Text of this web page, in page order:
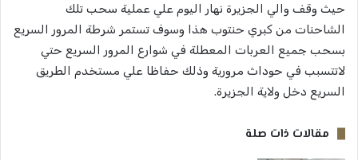
حيث وقف والي الجزيرة نهار اليوم علي عملية سحب تلك
الشاحنات من كبري حنتوب هذا وسوف تستمر شرطة المرور السريع
بسحب جميع العربات المعطلة في شوارع المرور السريع حتي
لاتتسبب في حوداث مرورية وذلك حفاظا علي مستخدم الطريق
السريع دخل ولاية الجزيرة.
مقالات ذات صلة